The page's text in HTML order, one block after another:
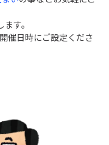
す。
催日時にご設定くださ